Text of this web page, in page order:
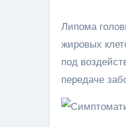
Липома головного мозга – это редкое заболевание, доброкачественная опухоль, которая образуется из
жировых
под
передаче